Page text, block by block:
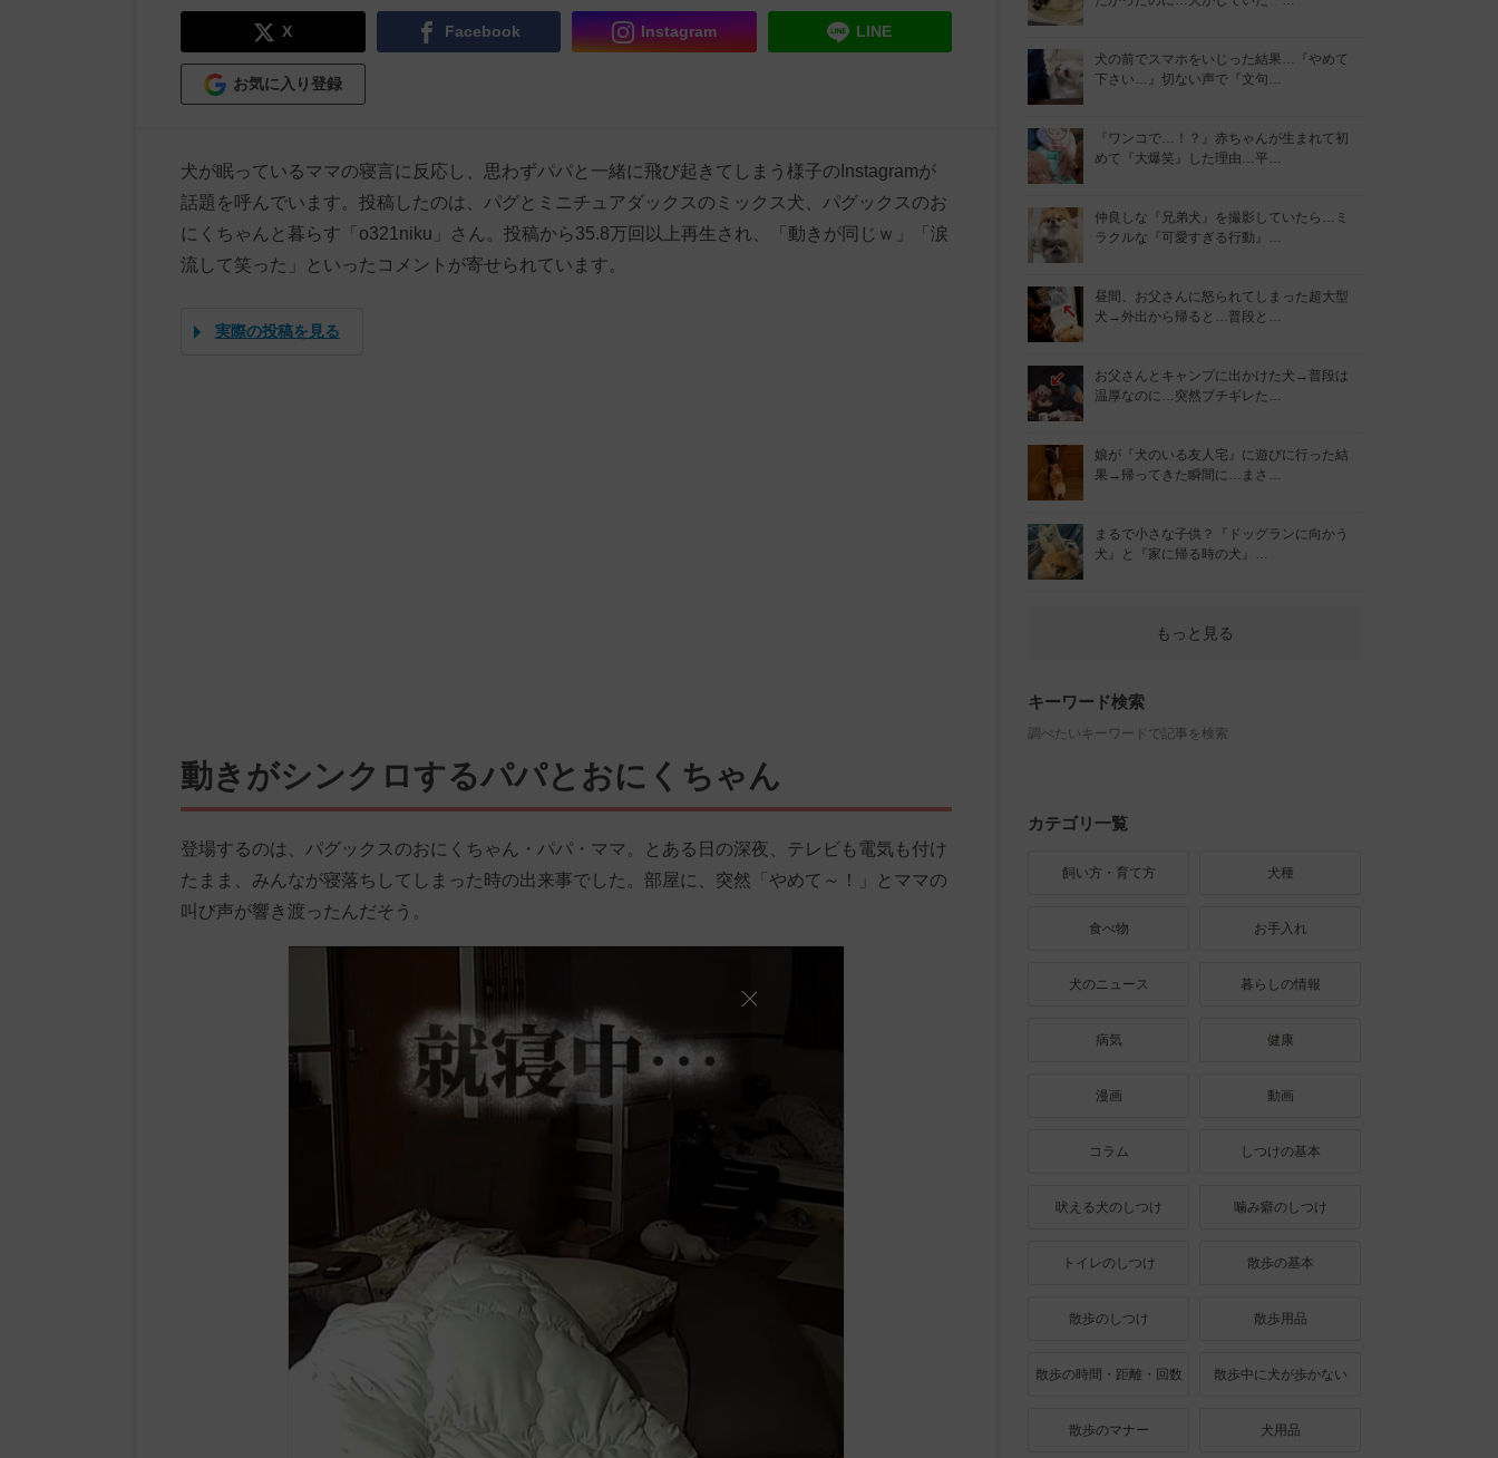
X Facebook Instagram LINE
お気に入り登録
犬が眠っているママの寝言に反応し、思わずパパと一緒に飛び起きてしまう様子のInstagramが
話題を呼んでいます。投稿したのは、パグとミニチュアダックスのミックス犬、パグックスのお
にくちゃんと暮らす「o321niku」さん。投稿から35.8万回以上再生され、「動きが同じｗ」「涙
流して笑った」といったコメントが寄せられています。
実際の投稿を見る
動きがシンクロするパパとおにくちゃん
登場するのは、パグックスのおにくちゃん・パパ・ママ。とある日の深夜、テレビも電気も付け
たまま、みんなが寝落ちしてしまった時の出来事でした。部屋に、突然「やめて～！」とママの
叫び声が響き渡ったんだそう。
犬の前でスマホをいじった結果…『やめて
下さい…』切ない声で『文句…
『ワンコで…！？』赤ちゃんが生まれて初
めて『大爆笑』した理由…平…
仲良しな『兄弟犬』を撮影していたら…ミ
ラクルな『可愛すぎる行動』…
昼間、お父さんに怒られてしまった超大型
犬→外出から帰ると…普段と…
お父さんとキャンプに出かけた犬→普段は
温厚なのに…突然ブチギレた…
娘が『犬のいる友人宅』に遊びに行った結
果→帰ってきた瞬間に…まさ…
まるで小さな子供？『ドッグランに向かう
犬』と『家に帰る時の犬』…
もっと見る
キーワード検索
調べたいキーワードで記事を検索
カテゴリ一覧
飼い方・育て方 犬種
食べ物 お手入れ
犬のニュース 暮らしの情報
病気 健康
漫画 動画
コラム しつけの基本
吠える犬のしつけ 噛み癖のしつけ
トイレのしつけ 散歩の基本
散歩のしつけ 散歩用品
散歩の時間・距離・回数 散歩中に犬が歩かない
散歩のマナー 犬用品